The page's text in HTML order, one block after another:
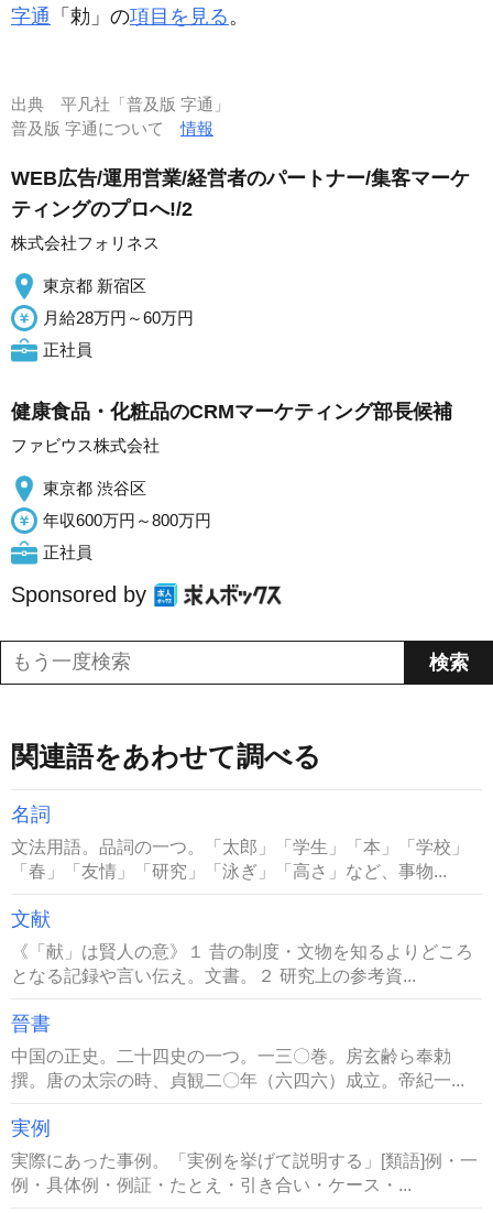
字通 「勅」の項目を見る。
出典 平凡社「普及版 字通」
普及版 字通について情報
WEB広告/運用営業/経営者のパートナー/集客マーケ
ティングのプロへ!/2
株式会社フォリネス
東京都 新宿区
月給28万円～60万円
正社員
健康食品・化粧品のCRMマーケティング部長候補
ファビウス株式会社
東京都 渋谷区
年収600万円～800万円
正社員
Sponsored by
関連語をあわせて調べる
名詞
文法用語。品詞の一つ。「太郎」「学生」「本」「学校」
「春」「友情」「研究」「泳ぎ」「高さ」など、事物...
文献
《「献」は賢人の意》１ 昔の制度・文物を知るよりどころ
となる記録や言い伝え。文書。２ 研究上の参考資...
晉書
中国の正史。二十四史の一つ。一三〇巻。房玄齢ら奉勅
撰。唐の太宗の時、貞観二〇年（六四六）成立。帝紀一...
実例
実際にあった事例。「実例を挙げて説明する」[類語]例・一
例・具体例・例証・たとえ・引き合い・ケース・...